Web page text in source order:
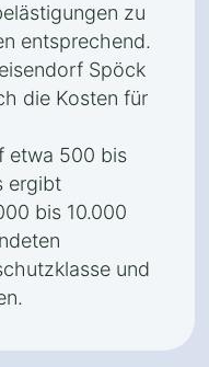
zu
entsprechend.
Spöck
die Kosten für
etwa 500 bis
ergibt
bis 10.000
und